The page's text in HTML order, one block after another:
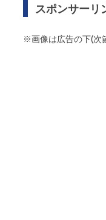
スポンサーリ
※画像は広告の下(次